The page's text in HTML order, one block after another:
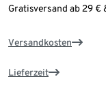
Gratisversand ab 29 €
Versandkosten
Lieferzeit